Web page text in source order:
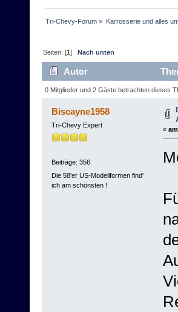
Tri-Chevy-Forum » Karrosserie und alles
Seiten: [1] Nach unten
Autor
0 Mitglieder und 2 Gäste betrachten dieses
Biscayne1958
Tri-Chevy Expert
Beiträge: 356
Die 58'er US-Modellformen find'
ich am schönsten !
«